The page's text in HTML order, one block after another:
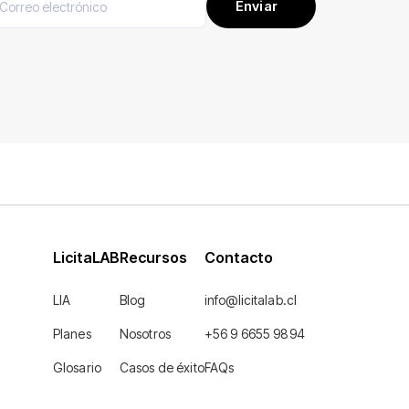
LicitaLAB
LIA
Planes
Glosario
Recursos
Blog
Nosotros
Casos de éxito
Contacto
info@licitalab.cl
+56 9 6655 9894
FAQs